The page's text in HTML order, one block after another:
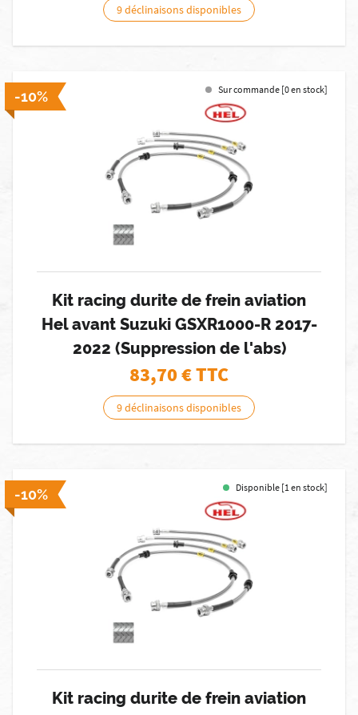
9 déclinaisons disponibles
-10% Sur commande [0 en stock]
Kit racing durite de frein aviation
Hel avant Suzuki GSXR1000-R 2017-
2022 (Suppression de l'abs)
83,70€ TTC
9 déclinaisons disponibles
-10% Disponible [1 en stock]
Kit racing durite de frein aviation